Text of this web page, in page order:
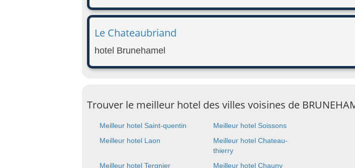
Le Chateaubriand
hotel Brunehamel
Trouver le meilleur hotel des villes voisines de
Meilleur hotel Saint-quentin
Meilleur hotel Soissons
Meilleur hotel Laon
Meilleur hotel Chateau-
thierry
Meilleur hotel Tergnier
Meilleur hotel Chauny